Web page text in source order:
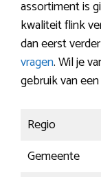
assortiment is
kwaliteit flink
dan eerst
vragen. Wil je
gebruik van
Regio
Gemeente